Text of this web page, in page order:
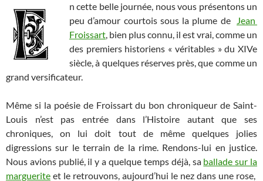
n cette belle journée, nous vous présentons un
peu d’amour courtois sous la plume de
Jean
Froissart, bien plus connu, il est vrai, comme un
des premiers historiens « véritables » du XIVe
siècle, à quelques réserves près, que comme un
grand versificateur.
Même si la poésie de Froissart du bon chroniqueur de Saint-
Louis n’est pas entrée dans l’Histoire autant que ses
chroniques, on lui doit tout de même quelques jolies
digressions sur le terrain de la rime. Rendons-lui en justice.
Nous avions publié, il y a quelque temps déjà, sa ballade sur la
marguerite et le retrouvons, aujourd’hui le nez dans une rose,